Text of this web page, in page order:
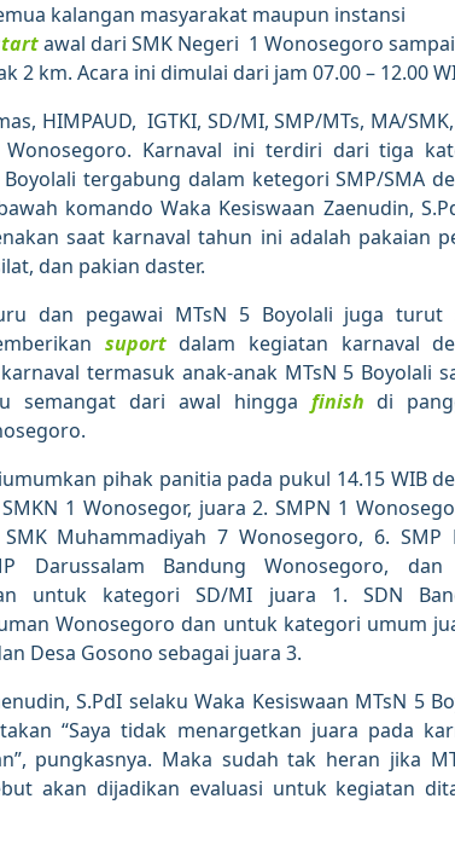
kalangan masyarakat maupun instansi
awal dari SMK Negeri 1 Wonosegoro sampai
km. Acara ini dimulai dari jam 07.00 – 12.00
HIMPAUD, IGTKI, SD/MI, SMP/MTs, MA/SMK,
Wonosegoro. Karnaval ini terdiri dari tiga
tergabung dalam ketegori SMP/SMA
komando Waka Kesiswaan Zaenudin,
saat karnaval tahun ini adalah pakaian
dan pakian daster.
dan pegawai MTsN 5 Boyolali juga turut
suportdalam kegiatan karnaval
termasuk anak-anak MTsN 5 Boyolali
semangat dari awal hingga finish di
pihak panitia pada pukul 14.15 WIB
1 Wonosegor, juara 2. SMPN 1
Muhammadiyah 7 Wonosegoro, 6. SMP
Darussalam Bandung Wonosegoro, dan
untuk kategori SD/MI juara 1. SDN
Wonosegoro dan untuk kategori umum
Desa Gosono sebagai juara 3.
S.PdI selaku Waka Kesiswaan MTsN 5
“Saya tidak menargetkan juara pada
pungkasnya. Maka sudah tak heran jika
akan dijadikan evaluasi untuk kegiatan